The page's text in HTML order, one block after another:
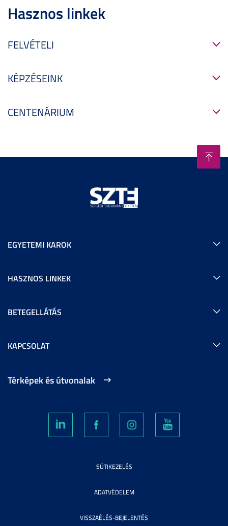
Hasznos linkek
FELVÉTELI
KÉPZÉSEINK
CENTENÁRIUM
EGYETEMI KAROK
HASZNOS LINKEK
BETEGELLÁTÁS
KAPCSOLAT
Térképek és útvonalak
SÜTIKEZELÉS
ADATVÉDELEM
VISSZAÉLÉS-BEJELENTÉS